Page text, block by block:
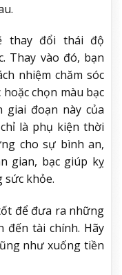
thay đổi thái độ
Thay vào đó, bạn
nhiệm chăm sóc
chọn màu bạc
đoạn này của
là phụ kiện thời
cho sự bình an,
gian, bạc giúp kỵ
khỏe.
để đưa ra những
đến tài chính. Hãy
như xuống tiền